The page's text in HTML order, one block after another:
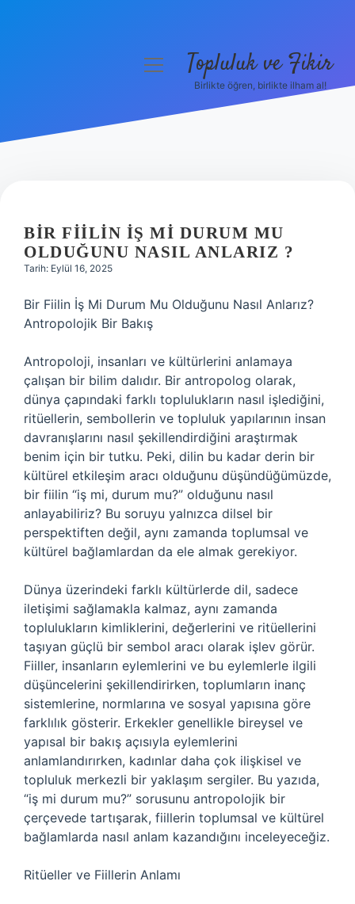
Hakkımızda
menüyüTopluluk ve Fikir
Birlikte öğren, birlikte ilham al!
BIR FIILIN IŞ MI DURUM MU
OLDUĞUNU NASIL ANLARIZ ?
Tarih: Eylül 16, 2025
Bir Fiilin İş Mi Durum Mu Olduğunu Nasıl Anlarız?
Antropolojik Bir Bakış
Antropoloji, insanları ve kültürlerini anlamaya
çalışan bir bilim dalıdır. Bir antropolog olarak,
dünya çapındaki farklı toplulukların nasıl işlediğini,
ritüellerin, sembollerin ve topluluk yapılarının insan
davranışlarını nasıl şekillendirdiğini araştırmak
benim için bir tutku. Peki, dilin bu kadar derin bir
kültürel etkileşim aracı olduğunu düşündüğümüzde,
bir fiilin “iş mi, durum mu?” olduğunu nasıl
anlayabiliriz? Bu soruyu yalnızca dilsel bir
perspektiften değil, aynı zamanda toplumsal ve
kültürel bağlamlardan da ele almak gerekiyor.
Dünya üzerindeki farklı kültürlerde dil, sadece
iletişimi sağlamakla kalmaz, aynı zamanda
toplulukların kimliklerini, değerlerini ve ritüellerini
taşıyan güçlü bir sembol aracı olarak işlev görür.
Fiiller, insanların eylemlerini ve bu eylemlerle ilgili
düşüncelerini şekillendirirken, toplumların inanç
sistemlerine, normlarına ve sosyal yapısına göre
farklılık gösterir. Erkekler genellikle bireysel ve
yapısal bir bakış açısıyla eylemlerini
anlamlandırırken, kadınlar daha çok ilişkisel ve
topluluk merkezli bir yaklaşım sergiler. Bu yazıda,
“iş mi durum mu?” sorusunu antropolojik bir
çerçevede tartışarak, fiillerin toplumsal ve kültürel
bağlamlarda nasıl anlam kazandığını inceleyeceğiz.
Ritüeller ve Fiillerin Anlamı